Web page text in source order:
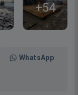
+54
WhatsApp